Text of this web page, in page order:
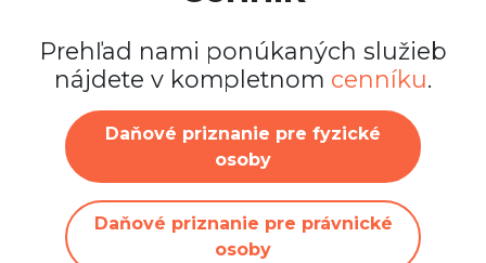
Prehľad nami ponúkaných služieb
nájdete v kompletnom cenníku.
Daňové priznanie pre fyzické
osoby
Daňové priznanie pre právnické
osoby